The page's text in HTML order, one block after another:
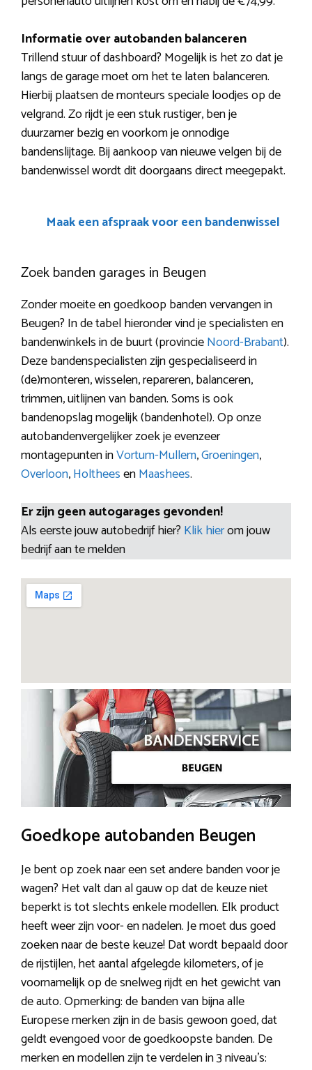
Informatie over autobanden balanceren
Trillend stuur of dashboard? Mogelijk is het zo dat je
langs de garage moet om het te laten balanceren.
Hierbij plaatsen de monteurs speciale loodjes op de
velgrand. Zo rijdt je een stuk rustiger, ben je
duurzamer bezig en voorkom je onnodige
bandenslijtage. Bij aankoop van nieuwe velgen bij de
bandenwissel wordt dit doorgaans direct meegepakt.
Maak een afspraak voor een bandenwissel
Zoek banden garages in Beugen
Zonder moeite en goedkoop banden vervangen in
Beugen? In de tabel hieronder vind je specialisten en
bandenwinkels in de buurt (provincieNoord-Brabant).
Deze bandenspecialisten zijn gespecialiseerd in
(de)monteren, wisselen, repareren, balanceren,
trimmen, uitlijnen van banden. Soms is ook
bandenopslag mogelijk (bandenhotel). Op onze
autobandenvergelijker zoek je evenzeer
montagepunten inVortum-Mullem,Groeningen,
Overloon,HoltheesenMaashees.
Er zijn geen autogarages gevonden!
Als eerste jouw autobedrijf hier? Klik hierom jouw
bedrijf aan te melden
Goedkope autobanden Beugen
Je bent op zoek naar een set andere banden voor je
wagen? Het valt dan al gauw op dat de keuze niet
beperkt is tot slechts enkele modellen. Elk product
heeft weer zijn voor- en nadelen. Je moet dus goed
zoeken naar de beste keuze! Dat wordt bepaald door
de rijstijlen, het aantal afgelegde kilometers, of je
voornamelijk op de snelweg rijdt en het gewicht van
de auto. Opmerking: de banden van bijna alle
Europese merken zijn in de basis gewoon goed, dat
geldt evengoed voor de goedkoopste banden. De
merken en modellen zijn te verdelen in 3 niveau’s: